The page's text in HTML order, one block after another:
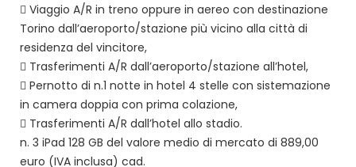
 Viaggio A/R in treno oppure in aereo con destinazione
Torino dall’aeroporto/stazione più vicino alla città di
residenza del vincitore,
 Trasferimenti A/R dall’aeroporto/stazione all’hotel,
 Pernotto di n.1 notte in hotel 4 stelle con sistemazione
in camera doppia con prima colazione,
 Trasferimenti A/R dall’hotel allo stadio.
n. 3 iPad 128 GB del valore medio di mercato di 889,00
euro (IVA inclusa) cad.